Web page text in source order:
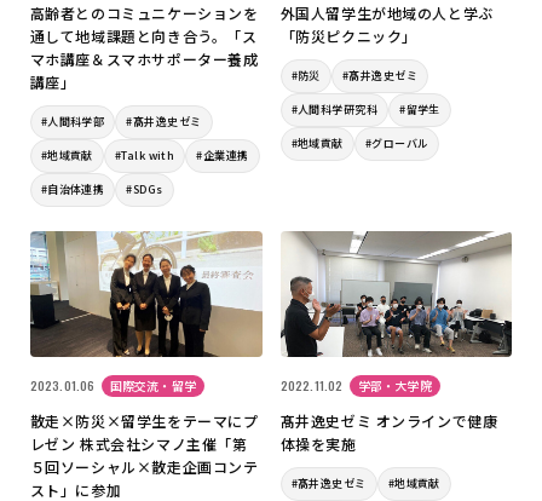
高齢者とのコミュニケーションを
通して地域課題と向き合う。「ス
マホ講座＆スマホサポーター養成
講座」
#人間科学部 #髙井逸史ゼミ
#地域貢献 #Talk with #企業連携
#自治体連携 #SDGs
外国人留学生が地域の人と学ぶ
「防災ピクニック」
#防災 #髙井逸史ゼミ
#人間科学研究科 #留学生
#地域貢献 #グローバル
2023.01.06 国際交流・留学
散走×防災×留学生をテーマにプ
レゼン 株式会社シマノ主催「第
５回ソーシャル×散走企画コンテ
スト」に参加
2022.11.02 学部・大学院
髙井逸史ゼミ オンラインで健康
体操を実施
#髙井逸史ゼミ #地域貢献